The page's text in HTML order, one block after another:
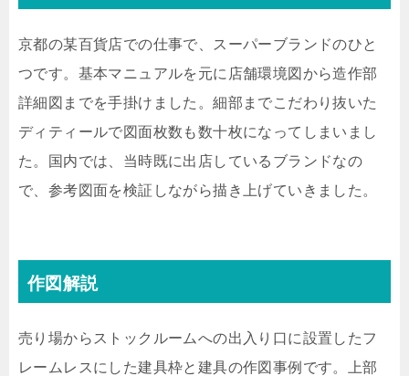
京都の某百貨店での仕事で、スーパーブランドのひと
つです。基本マニュアルを元に店舗環境図から造作部
詳細図までを手掛けました。細部までこだわり抜いた
ディティールで図面枚数も数十枚になってしまいまし
た。国内では、当時既に出店しているブランドなの
で、参考図面を検証しながら描き上げていきました。
作図解説
売り場からストックルームへの出入り口に設置したフ
レームレスにした建具枠と建具の作図事例です。上部